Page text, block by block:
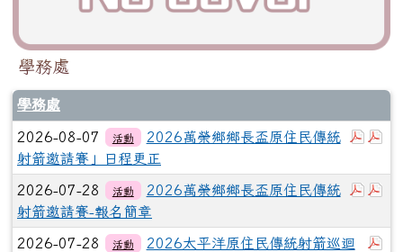
學務處
學務處
下載
2026-08-07 活動
2026萬榮鄉鄉長盃原住民傳統
射箭邀請賽」日程更正
下載
2026-07-28 活動
2026萬榮鄉鄉長盃原住民傳統
射箭邀請賽-報名簡章
2026-07-28 活動
2026太平洋原住民傳統射箭巡迴